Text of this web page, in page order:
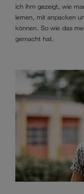
ich ihm gezeigt, wie
lernen, mit anpacken
können. So wie das
gemacht hat.